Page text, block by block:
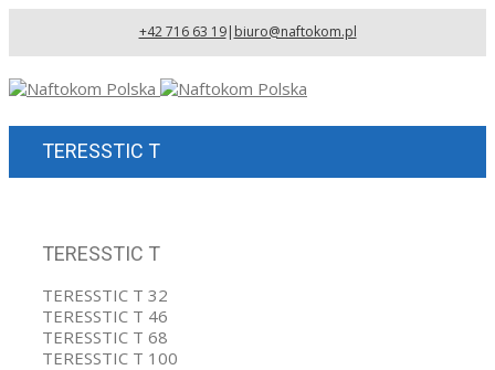
+42 716 63 19| biuro@naftokom.pl
TERESSTIC T
TERESSTIC T
TERESSTIC T 32
TERESSTIC T 46
TERESSTIC T 68
TERESSTIC T 100